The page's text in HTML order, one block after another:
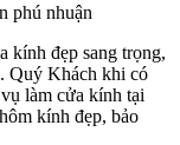
phú nhuận
kính đẹp sang trọng,
Quý Khách khi có
làm cửa kính tại
kính đẹp, bảo